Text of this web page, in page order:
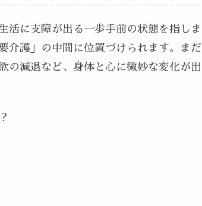
活に支障が出る一歩手前の状態を指しま
介護」の中間に位置づけられます。まだ
の減退など、身体と心に微妙な変化が出